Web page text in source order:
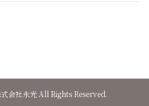
会社永光 All Rights Reserved.